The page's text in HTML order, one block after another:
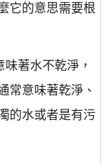
它的意思需要根
著水不乾淨，
常意味著乾淨、
的水或者是有污